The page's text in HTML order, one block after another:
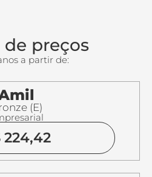
de preços
a partir de:
(E)
224,42